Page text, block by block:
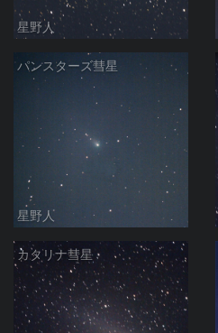
星野人
パンスターズ彗星
星野人
カタリナ彗星